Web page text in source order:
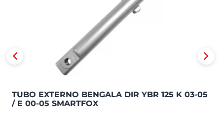
TUBO EXTERNO BENGALA DIR YBR 125 K 03-05
/ E 00-05 SMARTFOX